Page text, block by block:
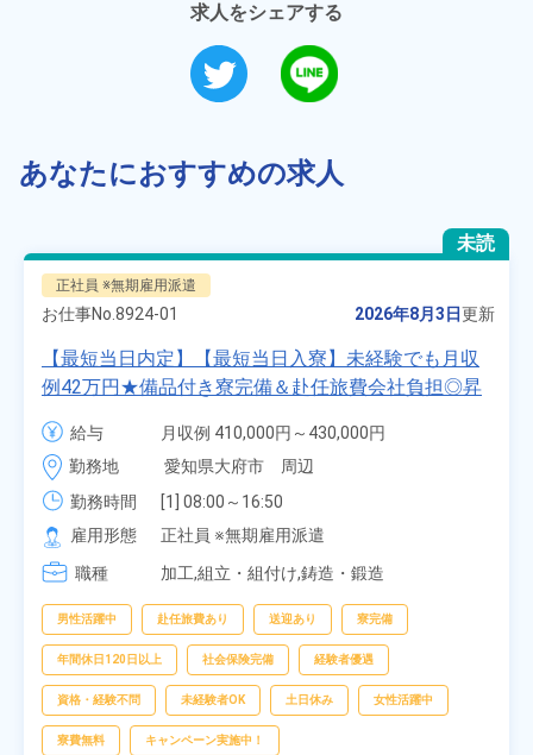
求人をシェアする
あなたにおすすめの求人
未読
正社員 ※無期雇用派遣
お仕事No. 8924-01 2026年8月3日更新
【最短当日内定】【最短当日入寮】未経験でも月収
例42万円★備品付き寮完備＆赴任旅費会社負担◎昇
給・業績賞与あり！組立や塗装など自動車製造の各
種作業！《愛知県大府市》
給与
月収例 410,000円～430,000円
月給 277,000円～277,000円
勤務地
愛知県大府市　周辺
勤務時間
[1] 08:00～16:50
[2] 06:25～15:10
[3] 17:05～01:50
雇用形態
正社員 ※無期雇用派遣
職種
加工,組立・組付け,鋳造・鍛造
男性活躍中 赴任旅費あり 送迎あり 寮完備
年間休日120日以上 社会保険完備 経験者優遇
資格・経験不問 未経験者OK 土日休み 女性活躍中
寮費無料 キャンペーン実施中！